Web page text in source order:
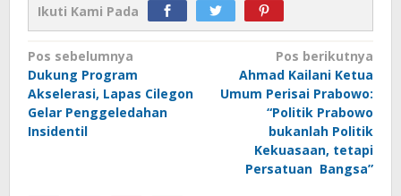
Ikuti Kami Pada
Navigasi
pos
Pos sebelumnya
Dukung Program
Akselerasi, Lapas Cilegon
Gelar Penggeledahan
Insidentil
Pos berikutnya
Ahmad Kailani Ketua
Umum Perisai Prabowo:
“Politik Prabowo
bukanlah Politik
Kekuasaan, tetapi
Persatuan Bangsa”